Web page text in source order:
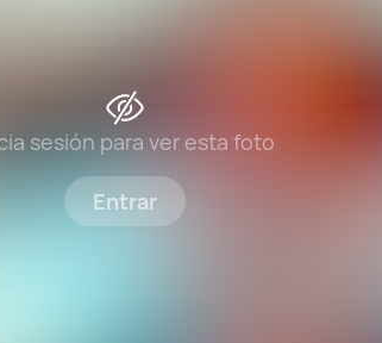
sesión para ver esta foto
Entrar